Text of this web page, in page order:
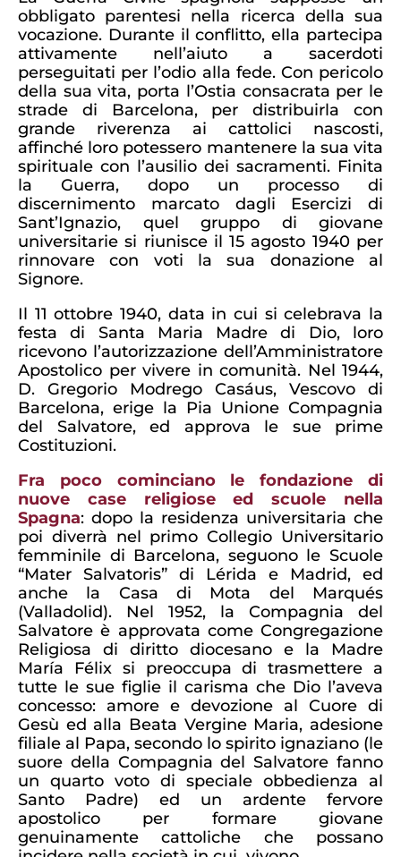
obbligato parentesi nella ricerca della sua
vocazione. Durante il conflitto, ella partecipa
attivamente nell’aiuto a sacerdoti
perseguitati per l’odio alla fede. Con pericolo
della sua vita, porta l’Ostia consacrata per le
strade di Barcelona, per distribuirla con
grande riverenza ai cattolici nascosti,
affinché loro potessero mantenere la sua vita
spirituale con l’ausilio dei sacramenti. Finita
la Guerra, dopo un processo di
discernimento marcato dagli Esercizi di
Sant’Ignazio, quel gruppo di giovane
universitarie si riunisce il 15 agosto 1940 per
rinnovare con voti la sua donazione al
Signore.
Il 11 ottobre 1940, data in cui si celebrava la
festa di Santa Maria Madre di Dio, loro
ricevono l’autorizzazione dell’Amministratore
Apostolico per vivere in comunità. Nel 1944,
D. Gregorio Modrego Casáus, Vescovo di
Barcelona, erige la Pia Unione Compagnia
del Salvatore, ed approva le sue prime
Costituzioni.
Fra poco cominciano le fondazione di
nuove case religiose ed scuole nella
Spagna: dopo la residenza universitaria che
poi diverrà nel primo Collegio Universitario
femminile di Barcelona, seguono le Scuole
“Mater Salvatoris” di Lérida e Madrid, ed
anche la Casa di Mota del Marqués
(Valladolid). Nel 1952, la Compagnia del
Salvatore è approvata come Congregazione
Religiosa di diritto diocesano e la Madre
María Félix si preoccupa di trasmettere a
tutte le sue figlie il carisma che Dio l’aveva
concesso: amore e devozione al Cuore di
Gesù ed alla Beata Vergine Maria, adesione
filiale al Papa, secondo lo spirito ignaziano (le
suore della Compagnia del Salvatore fanno
un quarto voto di speciale obbedienza al
Santo Padre) ed un ardente fervore
apostolico per formare giovane
genuinamente cattoliche che possano